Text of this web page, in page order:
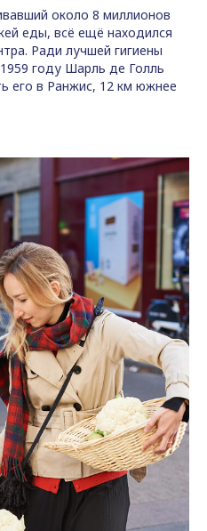
около 8 миллионов
еды, всё ещё находился
Ради лучшей гигиены
году Шарль де Голль
его в Ранжис, 12 км южнее